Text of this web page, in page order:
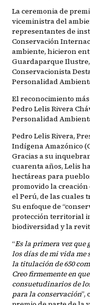
La ceremonia de
viceministra del
representantes de
Conservación
ambiente, hicieron
Guardaparque
Conservacionista
Personalidad
El reconocimiento
Pedro Lelis Rivera
Personalidad
Pedro Lelis Rivera,
Indígena Amazónico
Gracias a su
cuarenta años, Lelis
hectáreas para
promovido la
el Perú, de las cuales
Su enfoque de
protección territorial
biodiversidad y la
“Es la primera vez que
los días de mi vida me
la titulación de 650
Creo firmemente en
consuetudinarios de
para la conservación”,